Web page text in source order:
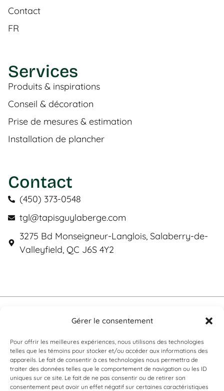
Gérer le consentement
Pour offrir les meilleures expériences, nous utilisons des technologies
telles que les témoins pour stocker et/ou accéder aux informations des
appareils. Le fait de consentir à ces technologies nous permettra de
traiter des données telles que le comportement de navigation ou les ID
uniques sur ce site. Le fait de ne pas consentir ou de retirer son
consentement peut avoir un effet négatif sur certaines caractéristiques
Contact
FR
Services
Produits & inspirations
Conseil & décoration
Prise de mesures & estimation
Installation de plancher
Contact
(450) 373-0548
tgl@tapisguylaberge.com
3275 Bd Monseigneur-Langlois, Salaberry-de-
Valleyfield, QC J6S 4Y2